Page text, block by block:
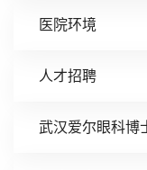
医院环境
人才招聘
武汉爱尔眼科博